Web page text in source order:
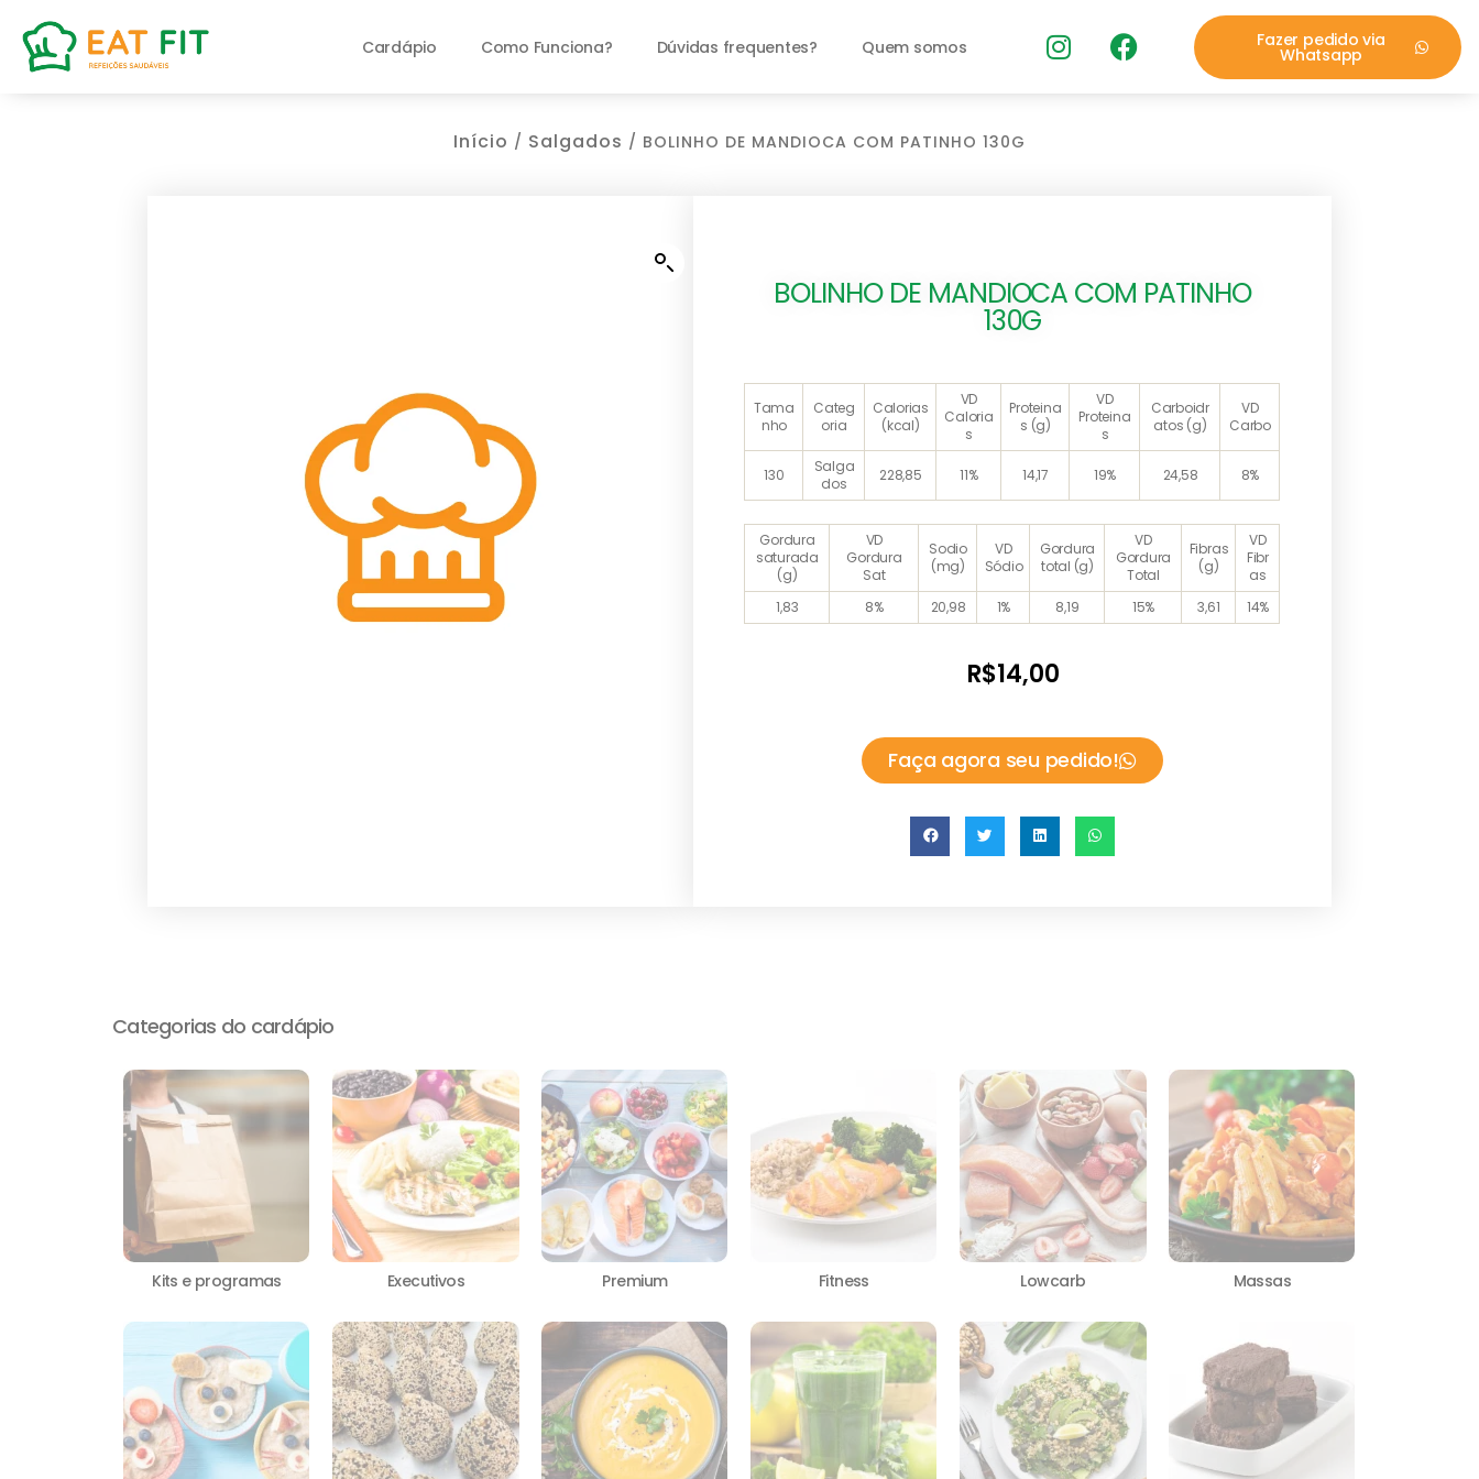
Cardápio Como Funciona? Dúvidas frequentes? Quem somos Fazer pedido via
Whatsapp
Início / Salgados / BOLINHO DE MANDIOCA COM PATINHO 130G
BOLINHO DE MANDIOCA COM PATINHO
130G
Tama
nho
Categ
oria
Calorias
(kcal)
VD
Caloria
s
Proteina
s (g)
VD
Proteina
s
Carboidr
atos (g)
VD
Carbo
130
Salga
dos
228,85 11% 14,17 19% 24,58 8%
Gordura
saturada
(g)
VD
Gordura
Sat
Sodio
(mg)
VD
Sódio
Gordura
total (g)
VD
Gordura
Total
Fibras
(g)
VD
Fibr
as
1,83
8% 20,98 1% 8,19 15% 3,61 14%
R$14,00
Faça agora seu pedido!
Categorias do cardápio
Kits e programas Executivos Premium Fitness Lowcarb Massas